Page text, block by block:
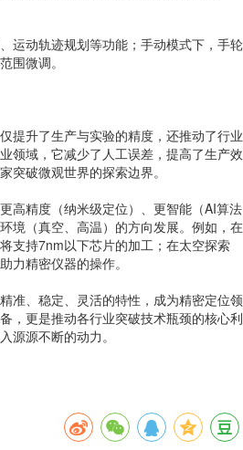
运动轨迹规划等功能；手动模式下，手轮
围微调。
提升了生产与实验的精度，还推动了行业
领域，它减少了人工误差，提高了生产效
突破微观世界的探索边界。
高精度（纳米级定位）、更智能（AI算法
境（真空、高温）的方向发展。例如，在
支持7nm以下芯片的加工；在太空探索
力精密仪器的操作。
准、稳定、灵活的特性，成为精密定位领
，更是推动各行业突破技术瓶颈的核心利
源源不断的动力。